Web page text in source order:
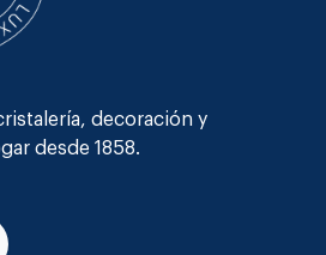
decoración y
desde 1858.